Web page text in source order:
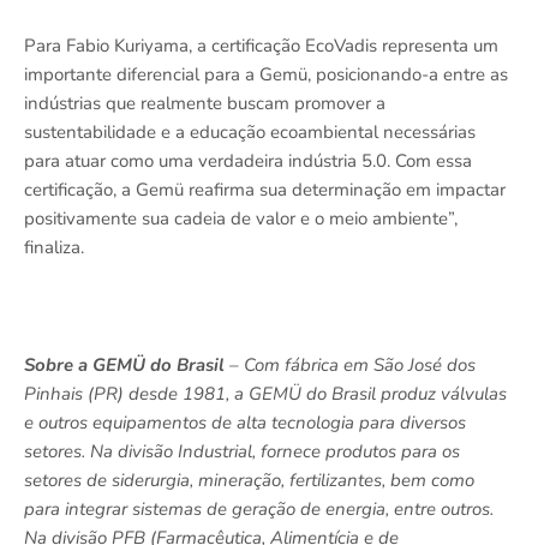
Para Fabio Kuriyama, a certificação EcoVadis representa um
importante diferencial para a Gemü, posicionando-a entre as
indústrias que realmente buscam promover a
sustentabilidade e a educação ecoambiental necessárias
para atuar como uma verdadeira indústria 5.0. Com essa
certificação, a Gemü reafirma sua determinação em impactar
positivamente sua cadeia de valor e o meio ambiente”,
finaliza.
Sobre a GEMÜ do Brasil – Com fábrica em São José dos
Pinhais (PR) desde 1981, a GEMÜ do Brasil produz válvulas
e outros equipamentos de alta tecnologia para diversos
setores. Na divisão Industrial, fornece produtos para os
setores de siderurgia, mineração, fertilizantes, bem como
para integrar sistemas de geração de energia, entre outros.
Na divisão PFB (Farmacêutica, Alimentícia e de